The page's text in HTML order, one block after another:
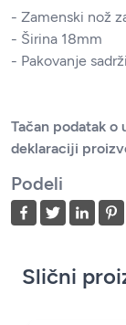
- Zamenski nož
- Širina 18mm
- Pakovanje
Tačan podatak o
deklaraciji
Podeli
Slični